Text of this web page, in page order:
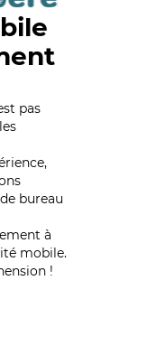
pas
bureau
à
mobile.
!